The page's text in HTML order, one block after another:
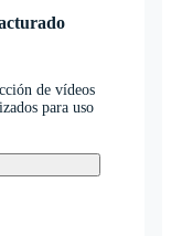
de vídeos
para uso